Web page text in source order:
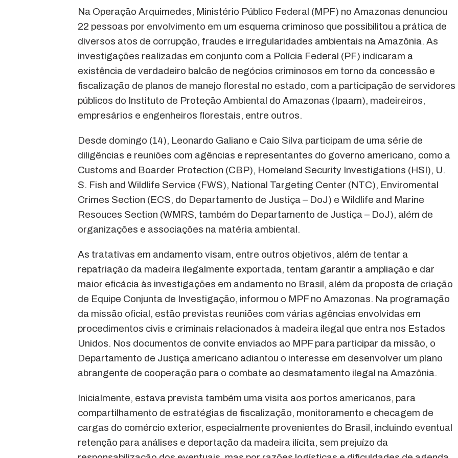
Na Operação Arquimedes, Ministério Público Federal (MPF) no Amazonas denunciou
22 pessoas por envolvimento em um esquema criminoso que possibilitou a prática de
diversos atos de corrupção, fraudes e irregularidades ambientais na Amazônia. As
investigações realizadas em conjunto com a Polícia Federal (PF) indicaram a
existência de verdadeiro balcão de negócios criminosos em torno da concessão e
fiscalização de planos de manejo florestal no estado, com a participação de servidores
públicos do Instituto de Proteção Ambiental do Amazonas (Ipaam), madeireiros,
empresários e engenheiros florestais, entre outros.
Desde domingo (14), Leonardo Galiano e Caio Silva participam de uma série de
diligências e reuniões com agências e representantes do governo americano, como a
Customs and Boarder Protection (CBP), Homeland Security Investigations (HSI), U.
S. Fish and Wildlife Service (FWS), National Targeting Center (NTC), Enviromental
Crimes Section (ECS, do Departamento de Justiça – DoJ) e Wildlife and Marine
Resouces Section (WMRS, também do Departamento de Justiça – DoJ), além de
organizações e associações na matéria ambiental.
As tratativas em andamento visam, entre outros objetivos, além de tentar a
repatriação da madeira ilegalmente exportada, tentam garantir a ampliação e dar
maior eficácia às investigações em andamento no Brasil, além da proposta de criação
de Equipe Conjunta de Investigação, informou o MPF no Amazonas. Na programação
da missão oficial, estão previstas reuniões com várias agências envolvidas em
procedimentos civis e criminais relacionados à madeira ilegal que entra nos Estados
Unidos. Nos documentos de convite enviados ao MPF para participar da missão, o
Departamento de Justiça americano adiantou o interesse em desenvolver um plano
abrangente de cooperação para o combate ao desmatamento ilegal na Amazônia.
Inicialmente, estava prevista também uma visita aos portos americanos, para
compartilhamento de estratégias de fiscalização, monitoramento e checagem de
cargas do comércio exterior, especialmente provenientes do Brasil, incluindo eventual
retenção para análises e deportação da madeira ilícita, sem prejuízo da